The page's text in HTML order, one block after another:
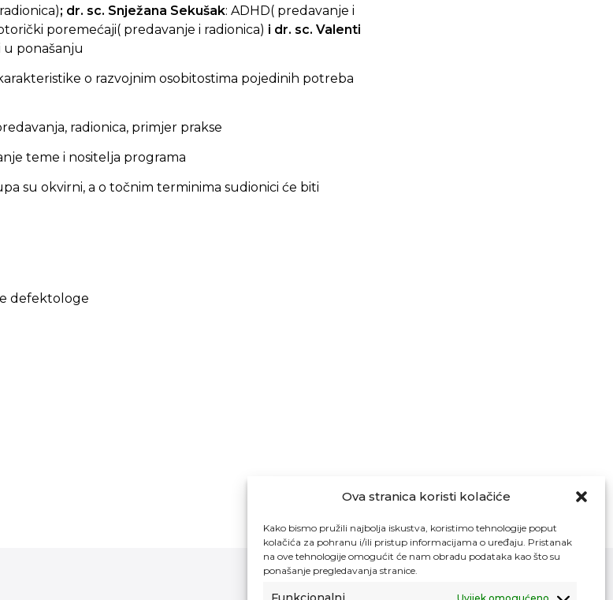
Ova stranica koristi kolačiće
Kako bismo pružili najbolja iskustva, koristimo tehnologije poput
kolačića za pohranu i/ili pristup informacijama o uređaju. Pristanak
na ove tehnologije omogućit će nam obradu podataka kao što su
ponašanje pregledavanja stranice.
Uvijek omogućeno
; dr. sc. Snježana Sekušak: ADHD( predavanje i
poremećaji( predavanje i radionica) i dr. sc. Valenti
u ponašanju
o razvojnim osobitostima pojedinih potreba
radionica, primjer prakse
teme i nositelja programa
su okvirni, a o točnim terminima sudionici će biti
defektologe